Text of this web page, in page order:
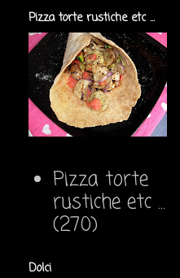
Pizza torte rustiche etc ...
Pizza torte
rustiche etc ...
(270)
Dolci